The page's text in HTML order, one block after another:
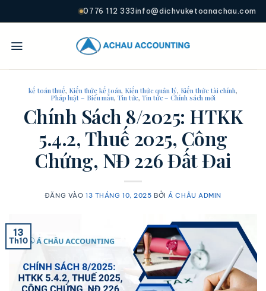
0776 112 333info@dichvuketoanachau.com
kế toán thuế, Kiến thức kế toán, Kiến thức quản lý, Kiến thức tài chính,
Pháp luật – Biểu mẫu, Tin tức,Tin tức – Chính sách mới
Chính Sách 8/2025: HTKK
5.4.2, Thuế 2025, Công
Chứng, NĐ 226 Đất Đai
ĐĂNG VÀO 13 THÁNG 10, 2025 BỞI Á CHÂU ADMIN
13
Th10